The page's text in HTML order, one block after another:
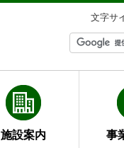
文字サ
施設案内 事